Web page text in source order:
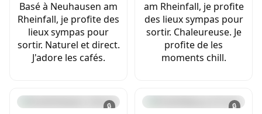
Basé à Neuhausen am
Rheinfall, je profite des
lieux sympas pour
sortir. Naturel et direct.
J'adore les cafés.
am Rheinfall, je profite
des lieux sympas pour
sortir. Chaleureuse. Je
profite de les
moments chill.
🔒 🔒